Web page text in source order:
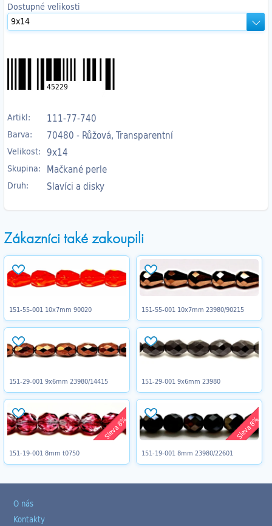
Dostupné velikosti
45229
Artikl: 111-77-740
Barva: 70480 - Růžová, Transparentní
Velikost: 9x14
Skupina: Mačkané perle
Druh: Slavíci a disky
Zákazníci také zakoupili
151-55-001 10x7mm 90020 151-55-001 10x7mm 23980/90215
151-29-001 9x6mm 23980/14415 151-29-001 9x6mm 23980
Sleva 8%
151-19-001 8mm t0750
Sleva 8%
151-19-001 8mm 23980/22601
O nás
Kontakty